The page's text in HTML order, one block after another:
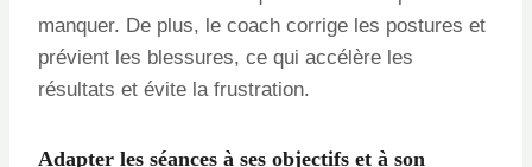
manquer. De plus, le coach corrige les postures et
prévient les blessures, ce qui accélère les
résultats et évite la frustration.
Adapter les séances à ses objectifs et à son